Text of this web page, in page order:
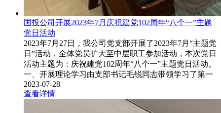
国投公司开展2023年7月庆祝建党102周年“八个一”主题
党日活动
2023年7月27日，我公司党支部开展了2023年7月“主题党
日”活动，全体党员扩大至中层职工参加活动，本次党日
活动主题为：庆祝建党102周年“八个一”主题党日活动。
一、开展理论学习由支部书记毛锐同志带领学习了第一
2023-07-28
查看详情